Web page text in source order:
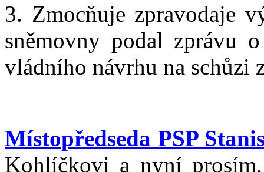
3. Zmocňuje zpravodaje
sněmovny podal zprávu
vládního návrhu na schůzi
Místopředseda PSP
Kohlíčkovi a nyní